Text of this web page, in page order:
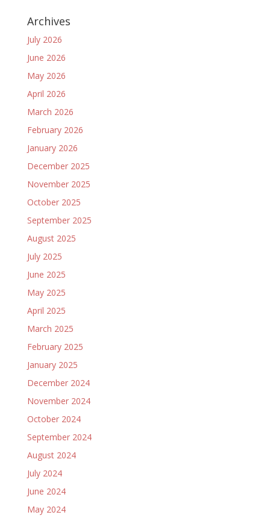
Archives
July 2026
June 2026
May 2026
April 2026
March 2026
February 2026
January 2026
December 2025
November 2025
October 2025
September 2025
August 2025
July 2025
June 2025
May 2025
April 2025
March 2025
February 2025
January 2025
December 2024
November 2024
October 2024
September 2024
August 2024
July 2024
June 2024
May 2024